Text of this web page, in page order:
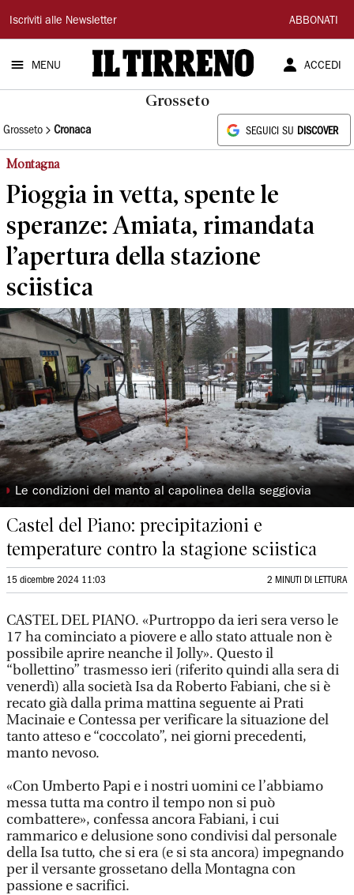
Il
Tirreno
Iscriviti alle Newsletter ABBONATI
MENU ACCEDI
Grosseto
Grosseto Cronaca SEGUICI SU DISCOVER
Montagna
Pioggia in vetta, spente le
speranze: Amiata, rimandata
l’apertura della stazione
sciistica
◗ Le condizioni del manto al capolinea della seggiovia
Castel del Piano: precipitazioni e
temperature contro la stagione sciistica
15 dicembre 2024 11:03 2 MINUTI DI LETTURA
CASTEL DEL PIANO. «Purtroppo da ieri sera verso le
17 ha cominciato a piovere e allo stato attuale non è
possibile aprire neanche il Jolly». Questo il
“bollettino” trasmesso ieri (riferito quindi alla sera di
venerdì) alla società Isa da Roberto Fabiani, che si è
recato già dalla prima mattina seguente ai Prati
Macinaie e Contessa per verificare la situazione del
tanto atteso e “coccolato”, nei giorni precedenti,
manto nevoso.
«Con Umberto Papi e i nostri uomini ce l’abbiamo
messa tutta ma contro il tempo non si può
combattere», confessa ancora Fabiani, i cui
rammarico e delusione sono condivisi dal personale
della Isa tutto, che si era (e si sta ancora) impegnando
per il versante grossetano della Montagna con
passione e sacrifici.